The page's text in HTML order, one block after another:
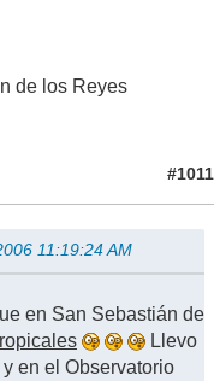
de los Reyes
#1011
11:19:24 AM
en San Sebastián de
Llevo
en el Observatorio